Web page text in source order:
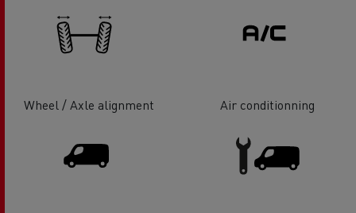
Wheel / Axle alignment Air conditionning